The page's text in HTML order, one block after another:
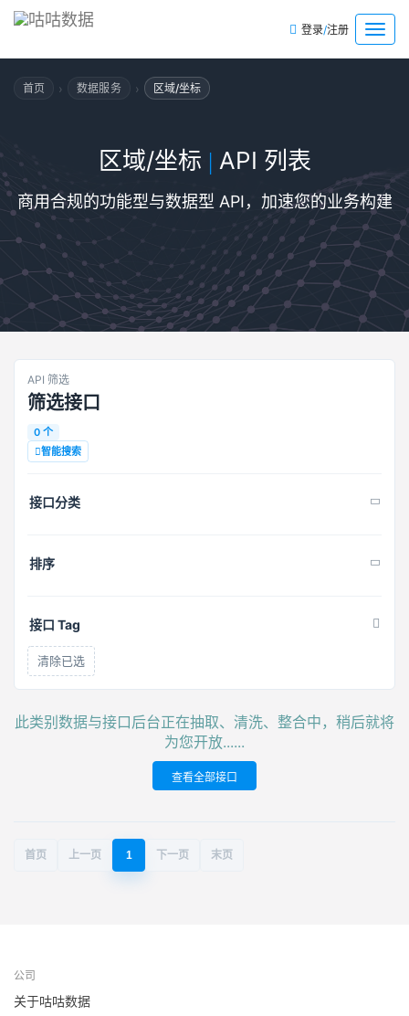
菜
单
登录/注册
首页 › 数据服务 › 区域/坐标
区域/坐标 | API 列表
商用合规的功能型与数据型 API，加速您的业务构建
API 筛选
筛选接口
0 个
智能搜索
接口分类
排序
接口 Tag
清除已选
此类别数据与接口后台正在抽取、清洗、整合中，稍后就将
为您开放......
查看全部接口
首页 上一页 1 下一页 末页
公司
关于咕咕数据